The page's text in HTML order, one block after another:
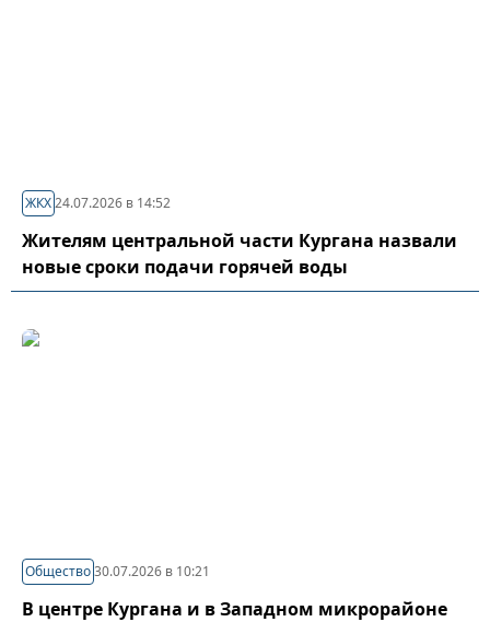
ЖКХ24.07.2026 в 14:52
Жителям центральной части Кургана назвали
новые сроки подачи горячей воды
Общество30.07.2026 в 10:21
В центре Кургана и в Западном микрорайоне